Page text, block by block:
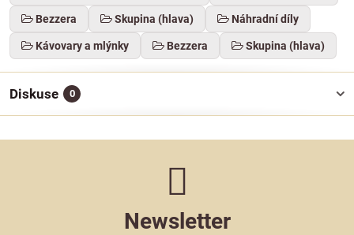
Bezzera Skupina (hlava) Náhradní díly
Kávovary a mlýnky Bezzera Skupina (hlava)
Diskuse 0
Newsletter